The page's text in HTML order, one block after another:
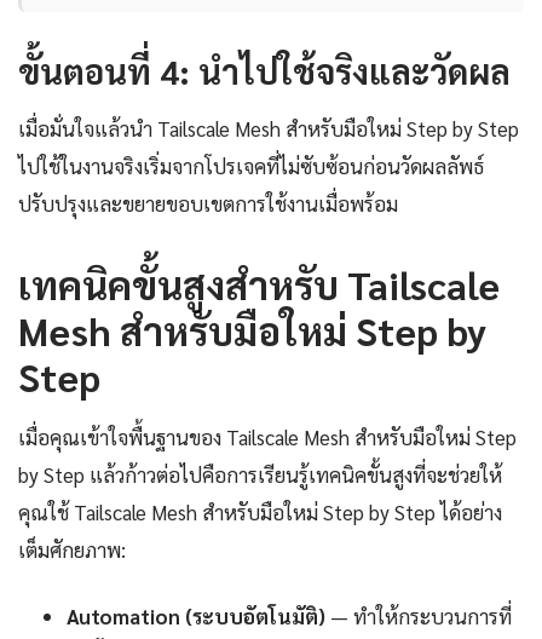
ขั้นตอนที่ 4: นำไปใช้จริงและวัดผล
เมื่อมั่นใจแล้วนำ Tailscale Mesh สำหรับมือใหม่ Step by Step
ไปใช้ในงานจริงเริ่มจากโปรเจคที่ไม่ซับซ้อนก่อนวัดผลลัพธ์
ปรับปรุงและขยายขอบเขตการใช้งานเมื่อพร้อม
เทคนิคขั้นสูงสำหรับ Tailscale
Mesh สำหรับมือใหม่ Step by
Step
เมื่อคุณเข้าใจพื้นฐานของ Tailscale Mesh สำหรับมือใหม่ Step
by Step แล้วก้าวต่อไปคือการเรียนรู้เทคนิคขั้นสูงที่จะช่วยให้
คุณใช้ Tailscale Mesh สำหรับมือใหม่ Step by Step ได้อย่าง
เต็มศักยภาพ:
Automation (ระบบอัตโนมัติ) — ทำให้กระบวนการที่